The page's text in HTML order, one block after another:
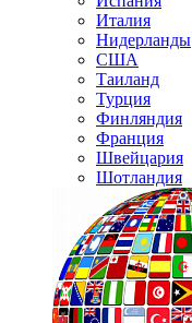
Италия
Нидерланды
США
Таиланд
Турция
Финляндия
Франция
Швейцария
Шотландия